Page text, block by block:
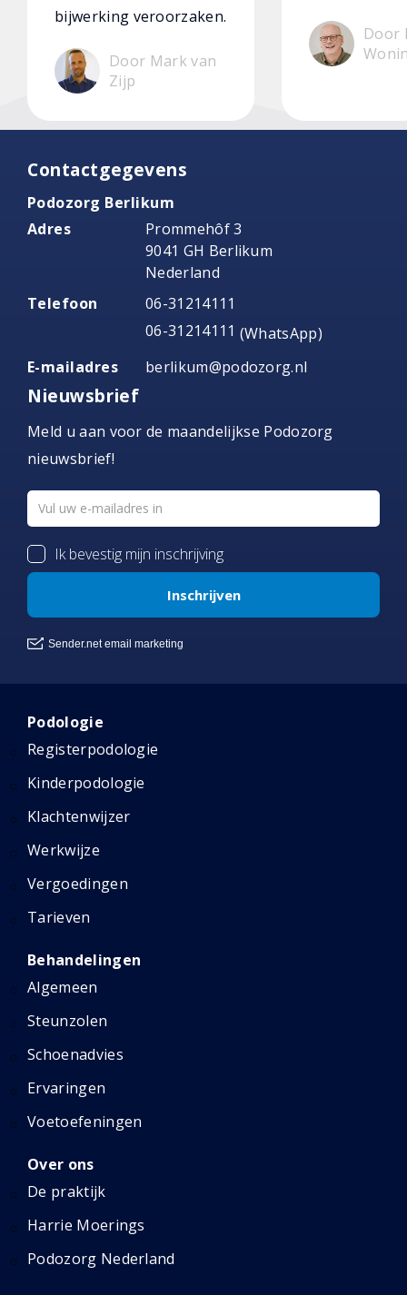
bijwerking veroorzaken.
Door Mark van
Zijp
Door
Contactgegevens
Podozorg Berlikum
Adres
Prommehôf 3
9041 GH Berlikum
Nederland
Telefoon
06-31214111
06-31214111 (WhatsApp)
E-mailadres
berlikum@podozorg.nl
Nieuwsbrief
Meld u aan voor de maandelijkse Podozorg
nieuwsbrief!
Podologie
Registerpodologie
Kinderpodologie
Klachtenwijzer
Werkwijze
Vergoedingen
Tarieven
Behandelingen
Algemeen
Steunzolen
Schoenadvies
Ervaringen
Voetoefeningen
Over ons
De praktijk
Harrie Moerings
Podozorg Nederland